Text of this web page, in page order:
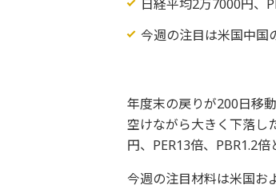
日経平均2万7000円、
今週の注目は米国中国
年度末の戻りが200日移
空けながら大きく下落し
円、PER13倍、PBR1.2
今週の注目材料は米国お